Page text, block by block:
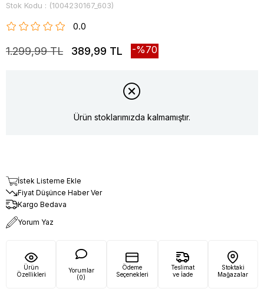
Stok Kodu (1004230167_603)
0.0
1.299,99 TL 389,99 TL 70
Ürün stoklarımızda kalmamıştır.
İstek Listeme Ekle
Fiyat Düşünce Haber Ver
Kargo Bedava
Yorum Yaz
Ürün
Özellikleri
Yorumlar
(0)
Ödeme
Seçenekleri
Teslimat
ve İade
Stoktaki
Mağazalar